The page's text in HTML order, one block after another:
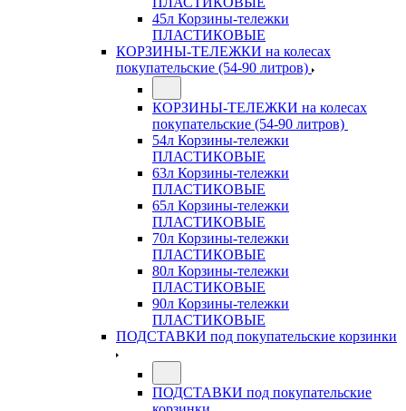
45л Корзины-тележки
ПЛАСТИКОВЫЕ
КОРЗИНЫ-ТЕЛЕЖКИ на колесах
покупательские (54-90 литров)
КОРЗИНЫ-ТЕЛЕЖКИ на колесах
покупательские (54-90 литров)
54л Корзины-тележки
ПЛАСТИКОВЫЕ
63л Корзины-тележки
ПЛАСТИКОВЫЕ
65л Корзины-тележки
ПЛАСТИКОВЫЕ
70л Корзины-тележки
ПЛАСТИКОВЫЕ
80л Корзины-тележки
ПЛАСТИКОВЫЕ
90л Корзины-тележки
ПЛАСТИКОВЫЕ
ПОДСТАВКИ под покупательские корзинки
ПОДСТАВКИ под покупательские